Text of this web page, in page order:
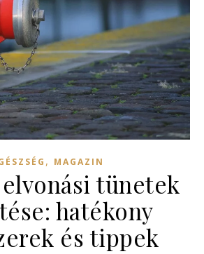
, MAGAZIN
tünetek
hatékony
és tippek